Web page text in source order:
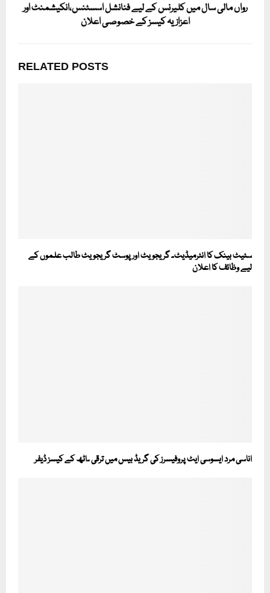
رواں مالی سال میں کلیرنس کے لیے فنانشل اسسٹنس،انکیشمنٹ اور
اعزازیہ کیسز کے خصوصی اعلان
RELATED POSTS
سٹیٹ بینک کا انٹرمیڈیٹ۔ گریجویٹ اور پوسٹ گریجویٹ طالب علموں کے
لیے وظائف کا اعلان
اناسی مرد ایسوسی ایٹ پروفیسرز کی گریڈ بیس میں ترقی ۔اٹھ کے کیسز ڈیفر